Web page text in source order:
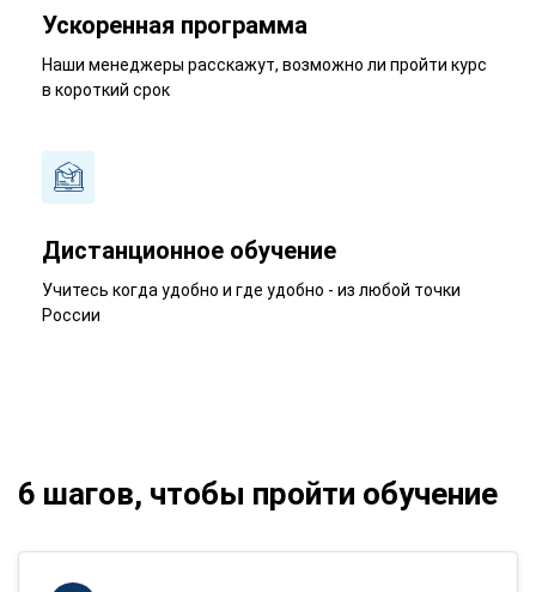
Ускоренная программа
Наши менеджеры расскажут, возможно ли пройти курс
в короткий срок
Дистанционное обучение
Учитесь когда удобно и где удобно - из любой точки
России
6 шагов, чтобы пройти обучение